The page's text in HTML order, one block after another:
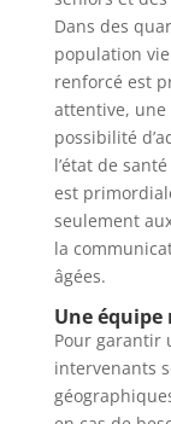
Dans des
population
renforcé est
attentive,
possibilité
l’état de
est
seulement
la
âgées.
Une
Pour garantir
intervenants